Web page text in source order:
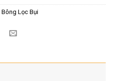
Bông Lọc Bụi